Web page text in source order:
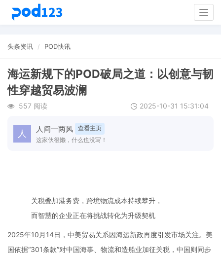
头条资讯 POD快讯
海运新规下的POD破局之道：以创意与韧
性穿越贸易波澜
557 阅读 2025-10-31 15:31:04
人间一两风
查看主页
这家伙很懒，什么也没写！
关税叠加港务费，跨境物流成本持续攀升，
而智慧的企业正在将挑战转化为升级契机
2025年10月14日，中美贸易关系因海运新政再度引发市场关注。美
国依据“301条款”对中国海事、物流和造船业加征关税，中国则同步